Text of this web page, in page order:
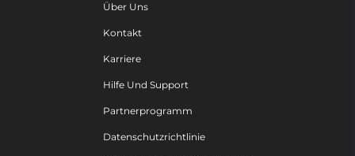
Über Uns
Kontakt
Karriere
Hilfe Und Support
Partnerprogramm
Datenschutzrichtlinie